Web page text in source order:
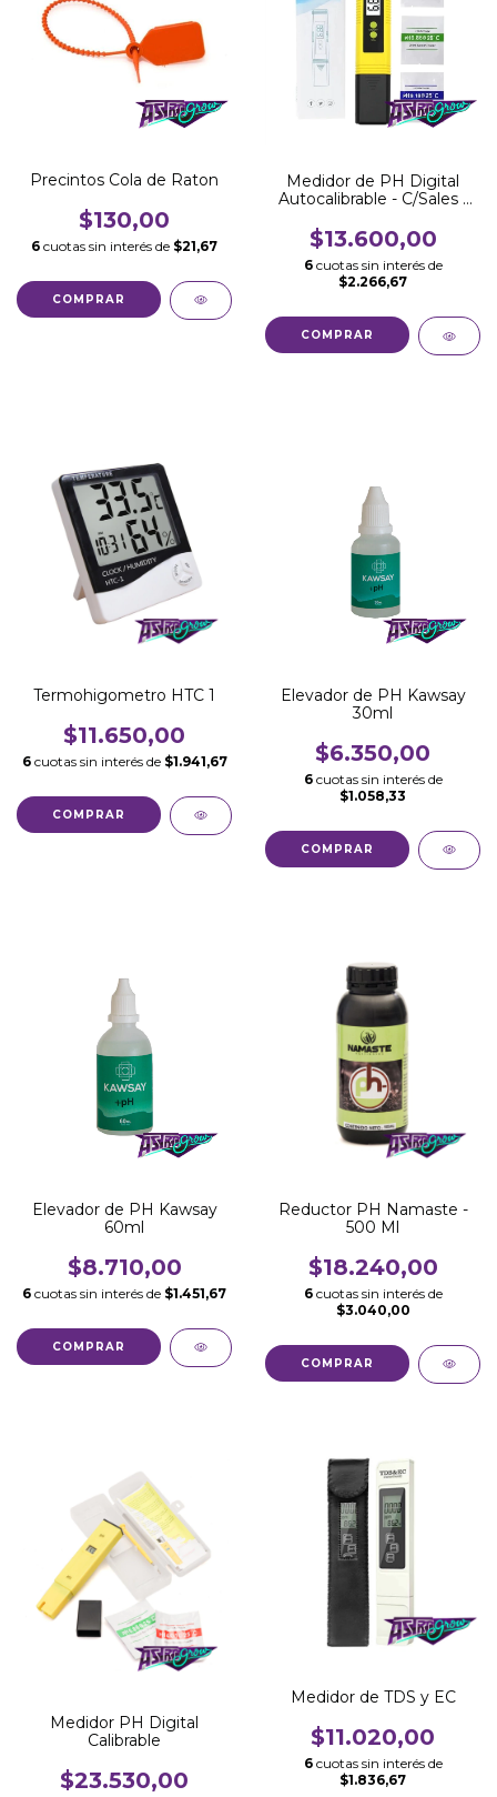
Precintos Cola de Raton
$130,00
6 cuotas sin interés de $21,67
Medidor de PH Digital
Autocalibrable - C/Sales -
$13.600,00
6 cuotas sin interés de
$2.266,67
Termohigometro HTC 1
$11.650,00
6 cuotas sin interés de $1.941,67
Elevador de PH Kawsay
30ml
$6.350,00
6 cuotas sin interés de
$1.058,33
Elevador de PH Kawsay
60ml
$8.710,00
6 cuotas sin interés de $1.451,67
Reductor PH Namaste -
500 Ml
$18.240,00
6 cuotas sin interés de
$3.040,00
Medidor PH Digital
Calibrable
$23.530,00
Medidor de TDS y EC
$11.020,00
6 cuotas sin interés de
$1.836,67